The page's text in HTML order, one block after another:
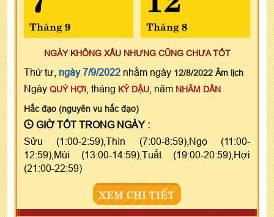
Tháng 9 Tháng 8
NGÀY KHÔNG XẤU NHƯNG CŨNG CHƯA TỐT
Thứ tư, ngày 7/9/2022 nhằm ngày 12/8/2022 Âm lịch
Ngày QUÝ HỢI , tháng KỶ DẬU , năm NHÂM DẦN
Hắc đạo (nguyên vu hắc đạo)
GIỜ TỐT TRONG NGÀY :
Sửu (1:00-2:59),Thìn (7:00-8:59),Ngọ (11:00-
12:59),Mùi (13:00-14:59),Tuất (19:00-20:59),Hợi
(21:00-22:59)
XEM CHI TIẾT